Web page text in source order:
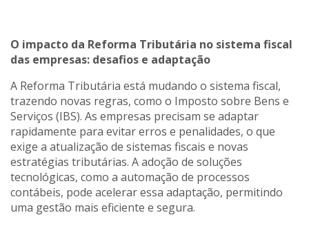
O impacto da Reforma Tributária no sistema fiscal
das empresas: desafios e adaptação
A Reforma Tributária está mudando o sistema fiscal,
trazendo novas regras, como o Imposto sobre Bens e
Serviços (IBS). As empresas precisam se adaptar
rapidamente para evitar erros e penalidades, o que
exige a atualização de sistemas fiscais e novas
estratégias tributárias. A adoção de soluções
tecnológicas, como a automação de processos
contábeis, pode acelerar essa adaptação, permitindo
uma gestão mais eficiente e segura.